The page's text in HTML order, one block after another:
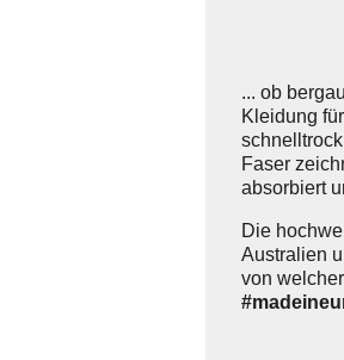
... ob
Kleidung
Faser
absorbiert
Die
Australien
von